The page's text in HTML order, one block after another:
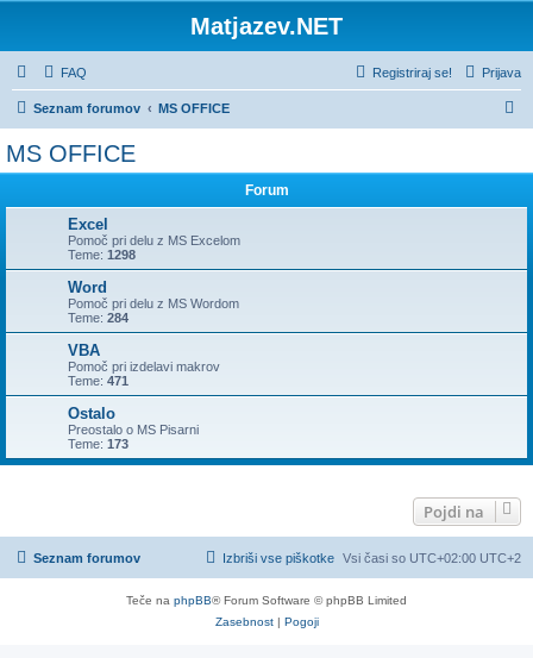
Matjazev.NET
FAQ Prijava
Registriraj se!
Seznam forumov MS OFFICE
MS OFFICE
Forum
Excel
Pomoč pri delu z MS Excelom
Teme: 1298
Word
Pomoč pri delu z MS Wordom
Teme: 284
VBA
Pomoč pri izdelavi makrov
Teme: 471
Ostalo
Preostalo o MS Pisarni
Teme: 173
Pojdi na
Seznam forumov Vsi časi so UTC+02:00 UTC+2
Izbriši vse piškotke
Teče na phpBB® Forum Software © phpBB Limited
Zasebnost| Pogoji